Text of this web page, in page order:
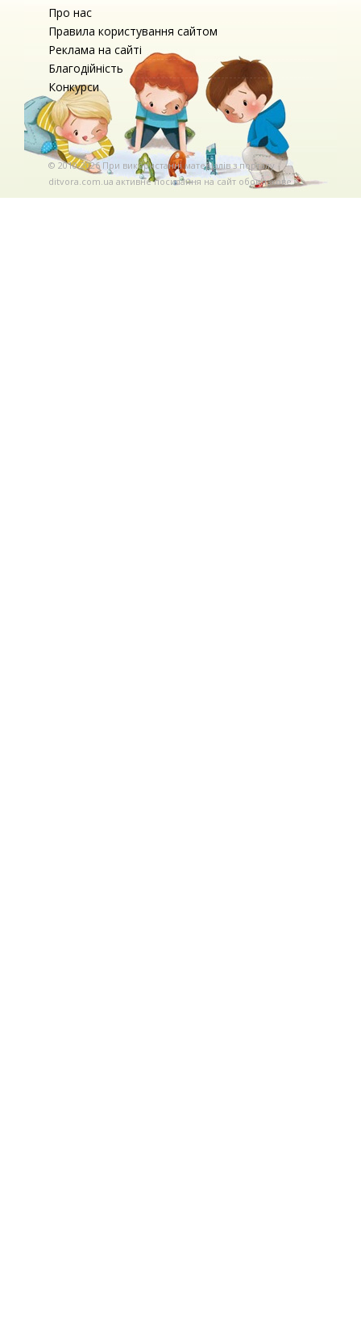
Про нас
Правила користування сайтом
Реклама на сайті
Благодійність
Конкурси
© 2010-2026 При використаннi матерiалiв з порталу
ditvora.com.ua активне посилання на сайт обов'язкове. .